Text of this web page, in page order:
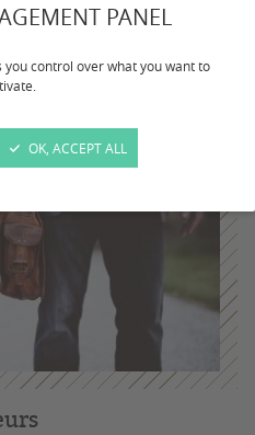
PANEL
you control over what you want to
OK, ACCEPT ALL